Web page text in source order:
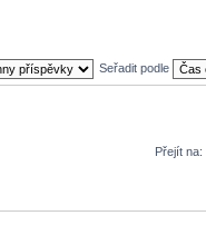
Seřadit podle
Přejít na: